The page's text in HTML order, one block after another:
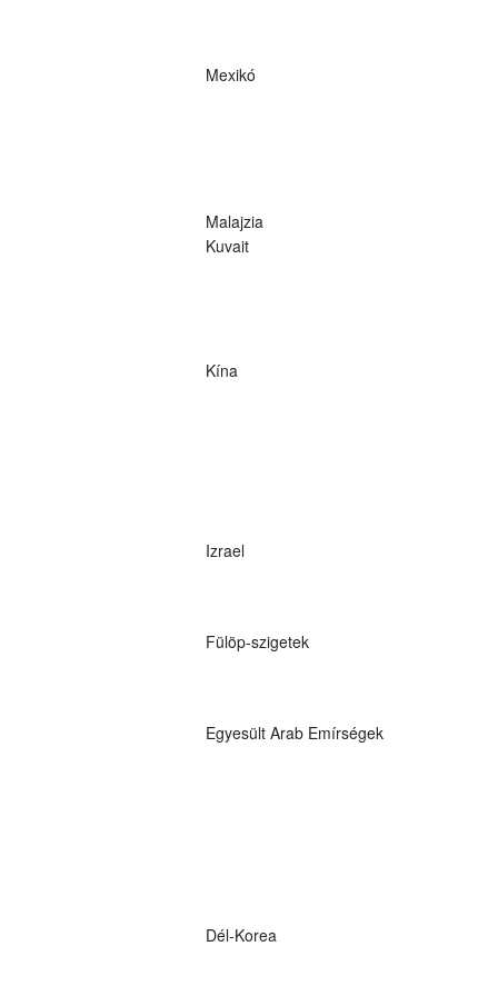
Mexikó
Malajzia
Kuvait
Kína
Izrael
Fülöp-szigetek
Egyesült Arab Emírségek
Dél-Korea